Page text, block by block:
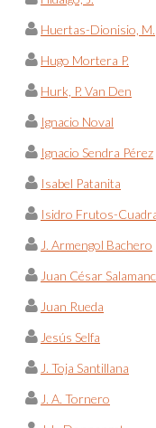
Huertas-Dionisio, M.
Hugo Mortera P.
Hurk, P. Van Den
Ignacio Noval
Ignacio Sendra Pérez
Isabel Patanita
Isidro Frutos-
J. Armengol Bachero
Juan César
Juan Rueda
Jesús Selfa
J. Toja Santillana
J. A. Tornero